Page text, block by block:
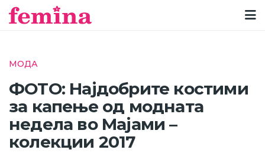
МОДА
ФОТО: Најдобрите костими
за капење од модната
недела во Мајами –
колекции 2017